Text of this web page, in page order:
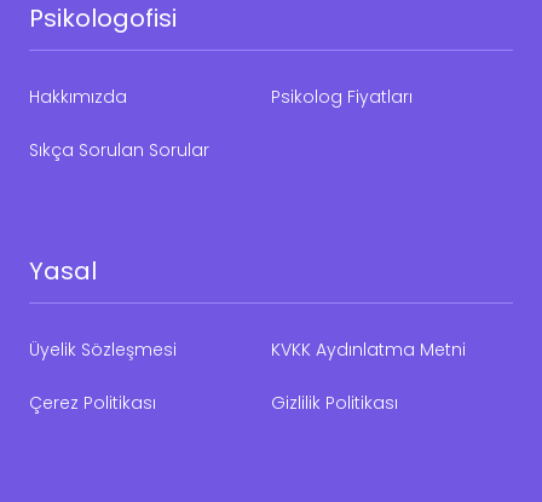
Psikologofisi
Hakkımızda Psikolog Fiyatları
Sıkça Sorulan Sorular
Yasal
Üyelik Sözleşmesi KVKK Aydınlatma Metni
Çerez Politikası Gizlilik Politikası